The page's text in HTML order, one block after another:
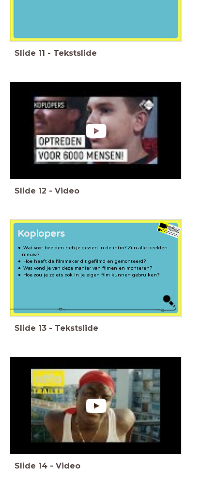
Slide 11 - Tekstslide
Slide 12 - Video
Wat voor beelden heb je gezien in de intro? Zijn alle beelden
nieuw?
Hoe heeft de filmmaker dit gefilmd en gemonteerd?
Wat vond je van deze manier van filmen en monteren?
Hoe zou je zoiets ook in je eigen film kunnen gebruiken?
Koplopers
Slide 13 - Tekstslide
Slide 14 - Video